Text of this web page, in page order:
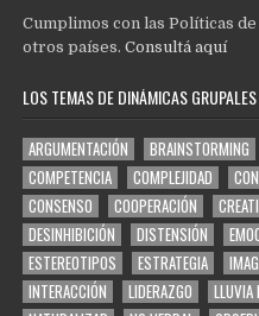
Cumplimos con las Políticas
otros países.Consultá aquí
LOS TEMAS DE DINÁMICAS GRUPALES
ARGUMENTACIÓN BRAINSTORMING
COMPETENCIA
COMPLEJIDAD
CONSENSO
COOPERACIÓN
DESINHIBICIÓN
DISTENSIÓN
ESTEREOTIPOS
ESTRATEGIA
INTERACCIÓN
LIDERAZGO LLUVIA